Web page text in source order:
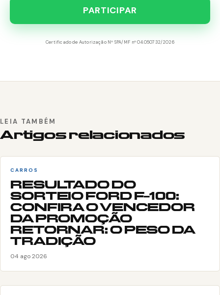
PARTICIPAR
Certificado de Autorização Nº SPA/MF nº 04.050732/2026
LEIA TAMBÉM
Artigos relacionados
CARROS
RESULTADO DO
SORTEIO FORD F-100:
CONFIRA O VENCEDOR
DA PROMOÇÃO
RETORNAR: O PESO DA
TRADIÇÃO
04 ago 2026